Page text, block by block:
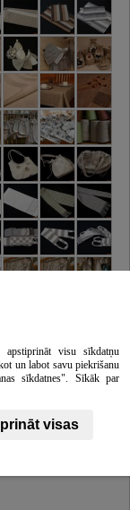
visu sīkdatņu
un labot savu piekrišanu
sīkdatnes". Sīkāk par
visas